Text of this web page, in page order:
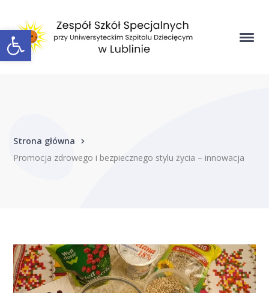
Open toolbar
Strona główna
Promocja zdrowego i bezpiecznego stylu życia – innowacja